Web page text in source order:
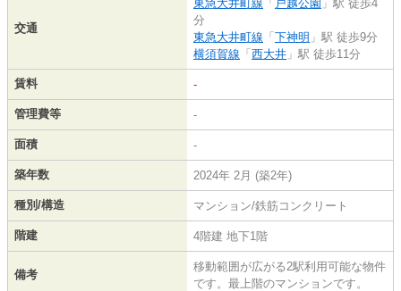
交通
東急大井町線 「 戸越公園 」駅 徒歩4
分
東急大井町線 「 下神明 」駅 徒歩9分
横須賀線 「 西大井 」駅 徒歩11分
賃料 -
管理費等 -
面積 -
築年数 2024年 2月 (築2年)
種別/構造 マンション/鉄筋コンクリート
階建 4階建 地下1階
備考
移動範囲が広がる2駅利用可能な物件
です。最上階のマンションです。